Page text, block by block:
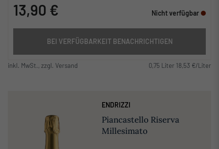
13,90 € Nicht verfügbar
BEI VERFÜGBARKEIT BENACHRICHTIGEN
inkl. MwSt., zzgl. Versand 0,75 Liter 18,53 €/Liter
ENDRIZZI
Piancastello Riserva
Millesimato